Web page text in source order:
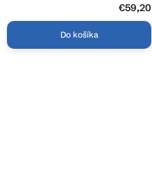
€59,20
Do košíka